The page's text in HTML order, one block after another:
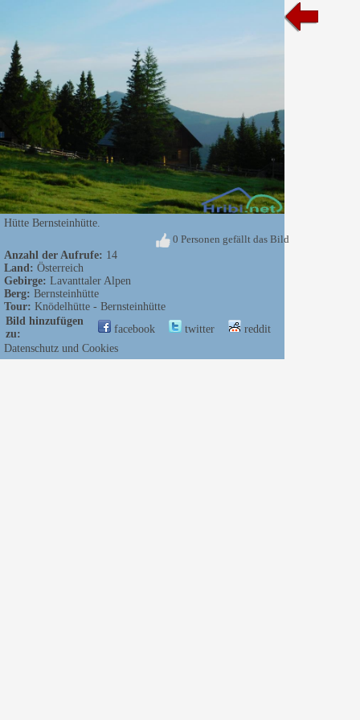
Hütte Bernsteinhütte.
0 Personen gefällt das Bild
Anzahl der Aufrufe: 14
Land: Österreich
Gebirge: Lavanttaler Alpen
Berg: Bernsteinhütte
Tour: Knödelhütte - Bernsteinhütte
Bild hinzufügen
zu:
facebook twitter
reddit
Datenschutz und Cookies